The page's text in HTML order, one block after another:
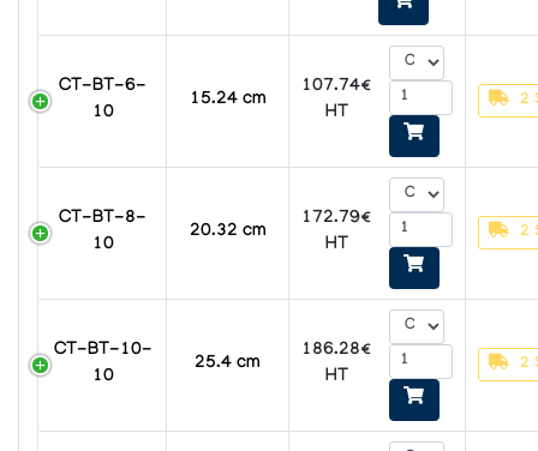
CT-BT-6-
10
15.24 cm
107.74€
HT
2
CT-BT-8-
10
20.32 cm
172.79€
HT
2
CT-BT-10-
10
25.4 cm
186.28€
HT
2